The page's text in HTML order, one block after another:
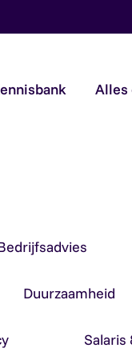
Alles
Duurzaamheid
Salaris